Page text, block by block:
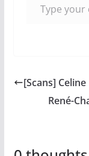
[Scans]
René-